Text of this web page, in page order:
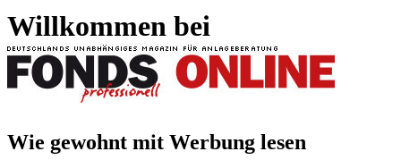
Willkommen bei
Wie gewohnt mit Werbung lesen